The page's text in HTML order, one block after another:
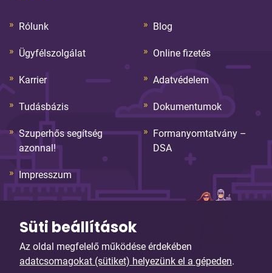
Süti beállítások
Az oldal megfelelő működése érdekében
adatcsomagokat (sütiket) helyezünk el a gépeden.
Rólunk Blog
Ügyfélszolgálat Online fizetés
Karrier Adatvédelem
Tudásbázis Dokumentumok
Szuperhős segítség
azonnal!
Formanyomtatvány –
DSA
Impresszum